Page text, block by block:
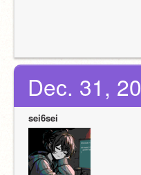
Dec. 31,
sei6sei